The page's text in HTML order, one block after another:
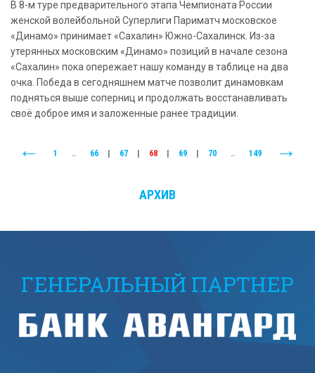
В 8-м туре предварительного этапа Чемпионата России
женской волейбольной Суперлиги Париматч московское
«Динамо» принимает «Сахалин» Южно-Сахалинск. Из-за
утерянных московским «Динамо» позиций в начале сезона
«Сахалин» пока опережает нашу команду в таблице на два
очка. Победа в сегодняшнем матче позволит динамовкам
подняться выше соперниц и продолжать восстанавливать
своё доброе имя и заложенные ранее традиции.
1 .. 66 67 68 69 70 .. 149
АРХИВ
ГЕНЕРАЛЬНЫЙ ПАРТНЕР